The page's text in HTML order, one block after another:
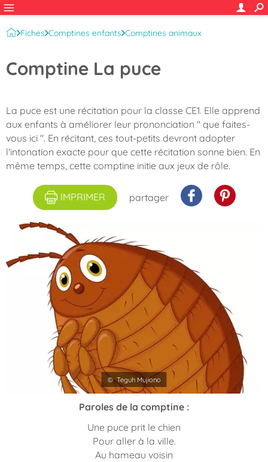
Fiches Comptines enfants Comptines animaux
Comptine La puce
La puce est une récitation pour la classe CE1. Elle apprend
aux enfants à améliorer leur prononciation " que faites-
vous ici ". En récitant, ces tout-petits devront adopter
l'intonation exacte pour que cette récitation sonne bien. En
même temps, cette comptine initie aux jeux de rôle.
IMPRIMER partager
© Teguh Mujiono
Paroles de la comptine :
Une puce prit le chien
Pour aller à la ville.
Au hameau voisin